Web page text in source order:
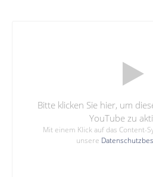
Bitte klicken Sie hier, um
YouTube zu
Mit einem Klick auf das Content-
unsere